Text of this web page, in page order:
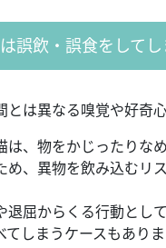
誤飲・誤食をしてし
は異なる嗅覚や好奇心
は、物をかじったりな
め、異物を飲み込むリ
退屈からくる行動とし
しまうケースもありま